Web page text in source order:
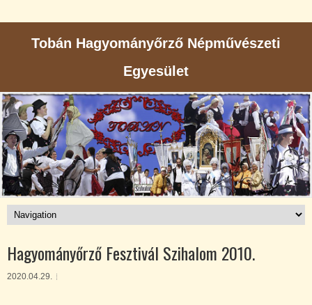
Tobán Hagyományőrző Népművészeti
Egyesület
Hagyományőrző Fesztivál Szihalom 2010.
2020.04.29.